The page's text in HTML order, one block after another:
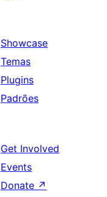
Showcase
Temas
Plugins
Padrões
Get Involved
Events
Donate ↗